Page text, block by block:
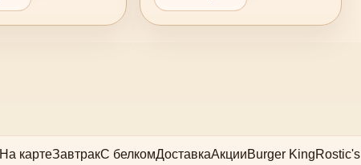
На картеЗавтракС белкомДоставкаАкцииBurger KingRostic's